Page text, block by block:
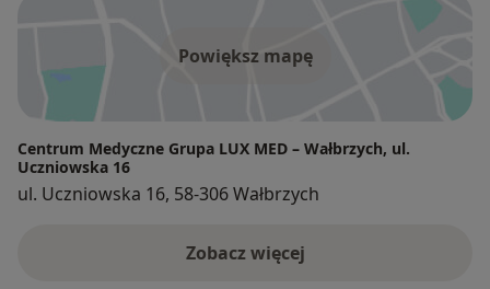
Powiększ mapę
Centrum Medyczne Grupa LUX MED – Wałbrzych, ul.
Uczniowska 16
ul. Uczniowska 16, 58-306 Wałbrzych
Zobacz więcej